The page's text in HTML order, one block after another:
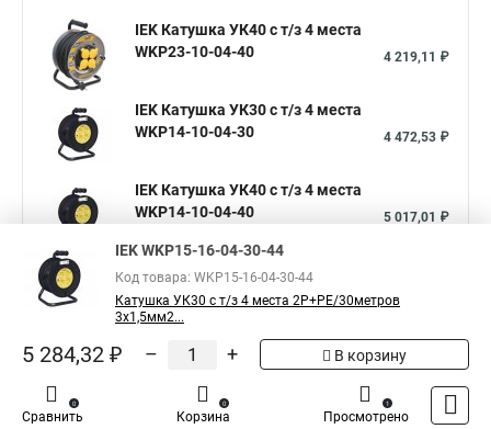
IEK Катушка УК40 с т/з 4 места
WKP23-10-04-40
4 219,11 ₽
IEK Катушка УК30 с т/з 4 места
WKP14-10-04-30
4 472,53 ₽
IEK Катушка УК40 с т/з 4 места
WKP14-10-04-40
5 017,01 ₽
Общая оценка товара: 1
IEK WKP15-16-04-30-44
Код товара: WKP15-16-04-30-44
Катушка УК30 с т/з 4 места 2Р+PЕ/30метров
3х1,5мм2...
5 284,32 ₽ – + В корзину
Сравнить
0
Корзина
0
Просмотрено
1